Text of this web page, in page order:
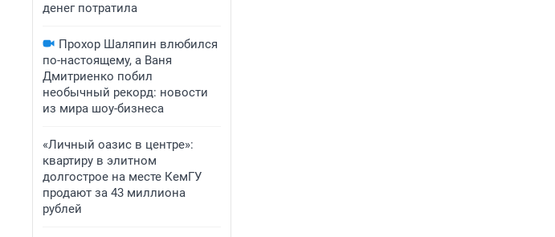
денег потратила
Прохор Шаляпин влюбился
по-настоящему, а Ваня
Дмитриенко побил
необычный рекорд: новости
из мира шоу-бизнеса
«Личный оазис в центре»:
квартиру в элитном
долгострое на месте КемГУ
продают за 43 миллиона
рублей